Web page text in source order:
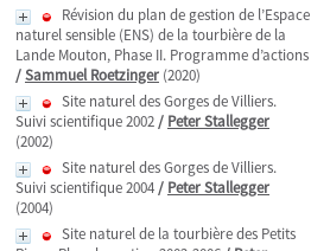
Révision du plan de gestion de l’Espace
naturel sensible (ENS) de la tourbière de la
Lande Mouton, Phase II. Programme d’actions
/Sammuel Roetzinger (2020)
Site naturel des Gorges de Villiers.
Suivi scientifique 2002/ Peter Stallegger
(2002)
Site naturel des Gorges de Villiers.
Suivi scientifique 2004/ Peter Stallegger
(2004)
Site naturel de la tourbière des Petits